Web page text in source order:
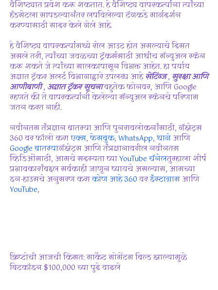
वैशिष्ट्यात प्रवेश करू शकतात. हे वैशिष्ट्य वापरकर्त्यांना त्यांच्या
हँडसेटला सापडल्यानंतर लपविलेल्या टॅगकडे मार्गदर्शन
करण्यासाठी सादर केले गेले आहे.
हे वैशिष्ट्य वापरकर्त्यांमध्ये रोल आउट होत असल्याचे दिसत
असले तरी, त्यांच्या जवळच्या ट्रॅकर्ससाठी आधीच मॅन्युअल स्कॅन
करू शकते जे त्यांच्या मालकापासून विभक्त आहेत. हा पर्याय
अज्ञात ट्रॅकर अलर्ट विभागाद्वारे उपलब्ध आहेसेटिंग्ज, सुरक्षा आणि
आणीबाणी, अज्ञात ट्रॅकर सूचनाबहुतेक फोनवर, आणि Google
म्हणते की ते वापरकर्त्यांनी केलेल्या मॅन्युअल स्कॅनचे परिणाम
जतन करत नाही.
नवीनतम तंत्रज्ञान बातम्या आणि पुनरावलोकनांसाठी, गॅझेट्स
360 वर फॉलो कराएक्स,फेसबुक, WhatsApp, धागेआणि
Google बातम्यागॅझेट्स आणि तंत्रज्ञानावरील नवीनतम
व्हिडिओंसाठी, आमचे सदस्यता घ्याYouTube चॅनेलतुम्हाला शीर्ष
प्रभावकारांबद्दल सर्वकाही जाणून घ्यायचे असल्यास, आमच्या
इन-हाउसचे अनुसरण कराकोण आहे 360वरइंस्टाग्रामआणि
YouTube,
क्रिप्टोची आजची किंमत: मार्केट मोमेंटम बिल्ड झाल्यामुळे
बिटकॉइन $100,000 च्या पुढे वाढले